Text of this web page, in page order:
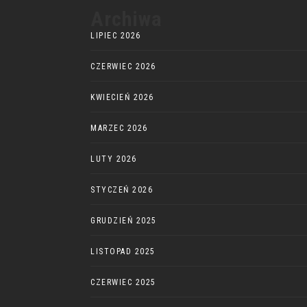
LIPIEC 2026
CZERWIEC 2026
KWIECIEŃ 2026
MARZEC 2026
LUTY 2026
STYCZEŃ 2026
GRUDZIEŃ 2025
LISTOPAD 2025
CZERWIEC 2025